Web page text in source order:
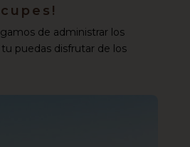
de administrar los
puedas disfrutar de los